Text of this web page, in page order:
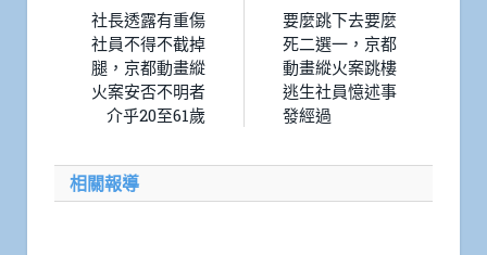
社長透露有重傷
社員不得不截掉
腿，京都動畫縱
火案安否不明者
介乎20至61歲
要麼跳下去要麼
死二選一，京都
動畫縱火案跳樓
逃生社員憶述事
發經過
相關報導